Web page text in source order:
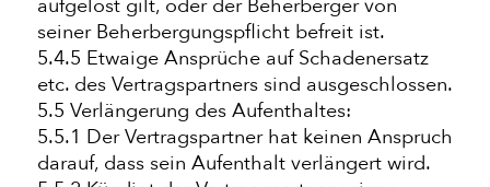
aufgelöst gilt, oder der Beherberger von
seiner Beherbergungspflicht befreit ist.
5.4.5 Etwaige Ansprüche auf Schadenersatz
etc. des Vertragspartners sind ausgeschlossen.
5.5 Verlängerung des Aufenthaltes:
5.5.1 Der Vertragspartner hat keinen Anspruch
darauf, dass sein Aufenthalt verlängert wird.